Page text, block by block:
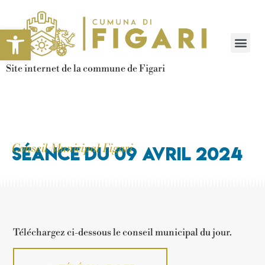
Site internet de la commune de Figari
Séance du 09 avril 2024
Conseil Municipal Figari
Téléchargez ci-dessous le conseil municipal du jour.
Ouvrir la barre d’outils